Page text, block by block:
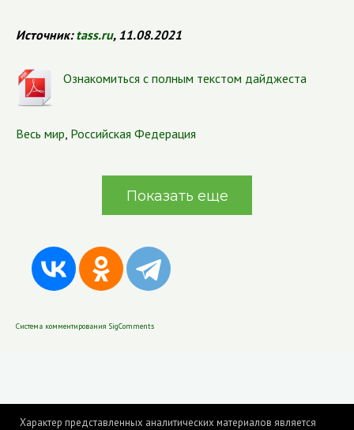
Источник:tass.ru, 11.08.2021
Ознакомиться с полным текстом дайджеста
Весь мир, Российская Федерация
Показать еще
Система комментирования SigComments
Характер представленных аналитических материалов является